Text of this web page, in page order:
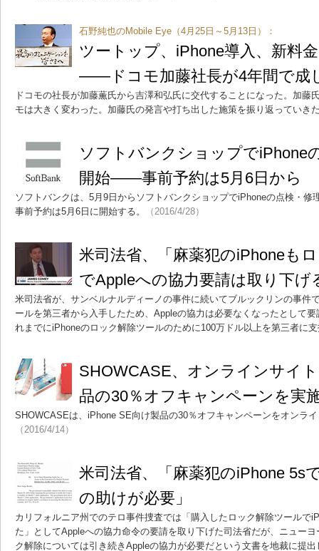
石野純也のMobile Eye（4月25日～5月13日）：
ツートップ、iPhone導入、新料
――ドコモ加藤社長が4年間で成
ドコモの社長が加藤薫氏から吉澤和弘氏に交代することになった。加藤
モは大きく変わった。加藤氏の発言や打ち出した施策を振り返っていき
ソフトバンクショップでiPhone
開始――事前予約は5月6日から
ソフトバンクは、5月9日からソフトバンクショップでiPhoneの点検・修
事前予約は5月6日に開始する。
（2016/4/28）
米司法省、「麻薬犯のiPhoneも
でAppleへの協力要請は取り下げ
米司法省が、サンベルナルディーノの事件に続いてブルックリンの事件
ールを第三者から入手したため、Appleの協力は必要なくなったとして
れまでにiPhoneのロック解除ツールのために100万ドル以上を第三者に
SHOWCASE、オンラインサイ
品の30％オフキャンペーンを実
SHOWCASEは、iPhone SE向け製品の30％オフキャンペーンをオンラ
（2016/4/14）
米司法省、「麻薬犯のiPhone 5s
の助けが必要」
カリフォルニア州でのテロ事件捜査では「購入したロック解除ツールで
た」としてAppleへの協力命令の要請を取り下げた司法省だが、ニュー
ク解除については引き続きAppleの協力が必要だという文書を地裁に提出